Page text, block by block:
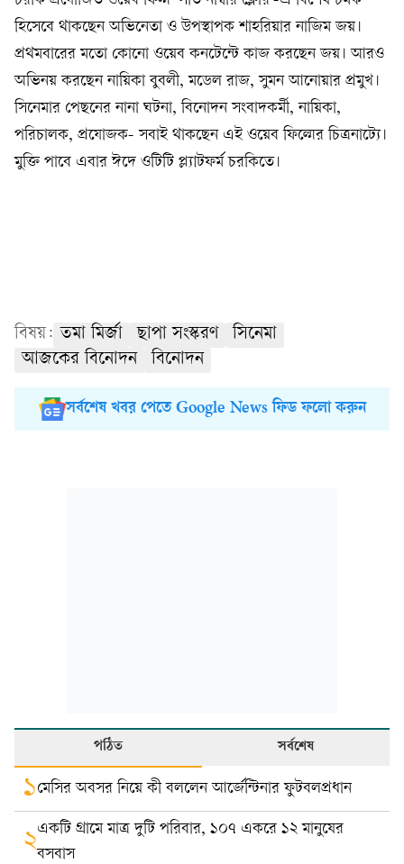
হিসেবে থাকছেন অভিনেতা ও উপস্থাপক শাহরিয়ার নাজিম জয়।
প্রথমবারের মতো কোনো ওয়েব কনটেন্টে কাজ করছেন জয়। আরও
অভিনয় করছেন নায়িকা বুবলী, মডেল রাজ, সুমন আনোয়ার প্রমুখ।
সিনেমার পেছনের নানা ঘটনা, বিনোদন সংবাদকর্মী, নায়িকা,
পরিচালক, প্রযোজক- সবাই থাকছেন এই ওয়েব ফিল্মের চিত্রনাট্যে।
মুক্তি পাবে এবার ঈদে ওটিটি প্ল্যাটফর্ম চরকিতে।
বিষয়: তমা মির্জা ছাপা সংস্করণ
সিনেমা
আজকের বিনোদন
বিনোদন
সর্বশেষ খবর পেতে Google News ফিড ফলো করুন
পঠিত সর্বশেষ
১মেসির অবসর নিয়ে কী বললেন আর্জেন্টিনার ফুটবলপ্রধান
২একটি গ্রামে মাত্র দুটি পরিবার, ১০৭ একরে ১২ মানুষের
বসবাস